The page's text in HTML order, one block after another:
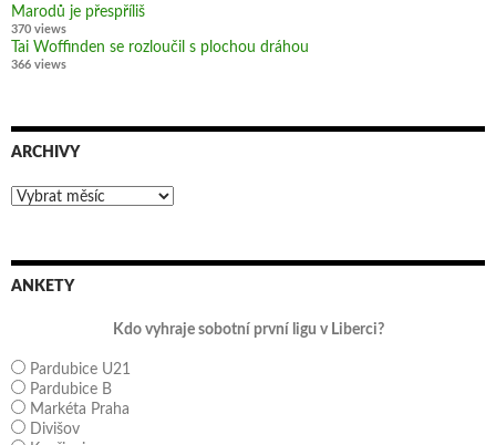
Marodů je přespříliš
370 views
Tai Woffinden se rozloučil s plochou dráhou
366 views
ARCHIVY
Archivy
ANKETY
Kdo vyhraje sobotní první ligu v Liberci?
Pardubice U21
Pardubice B
Markéta Praha
Divišov